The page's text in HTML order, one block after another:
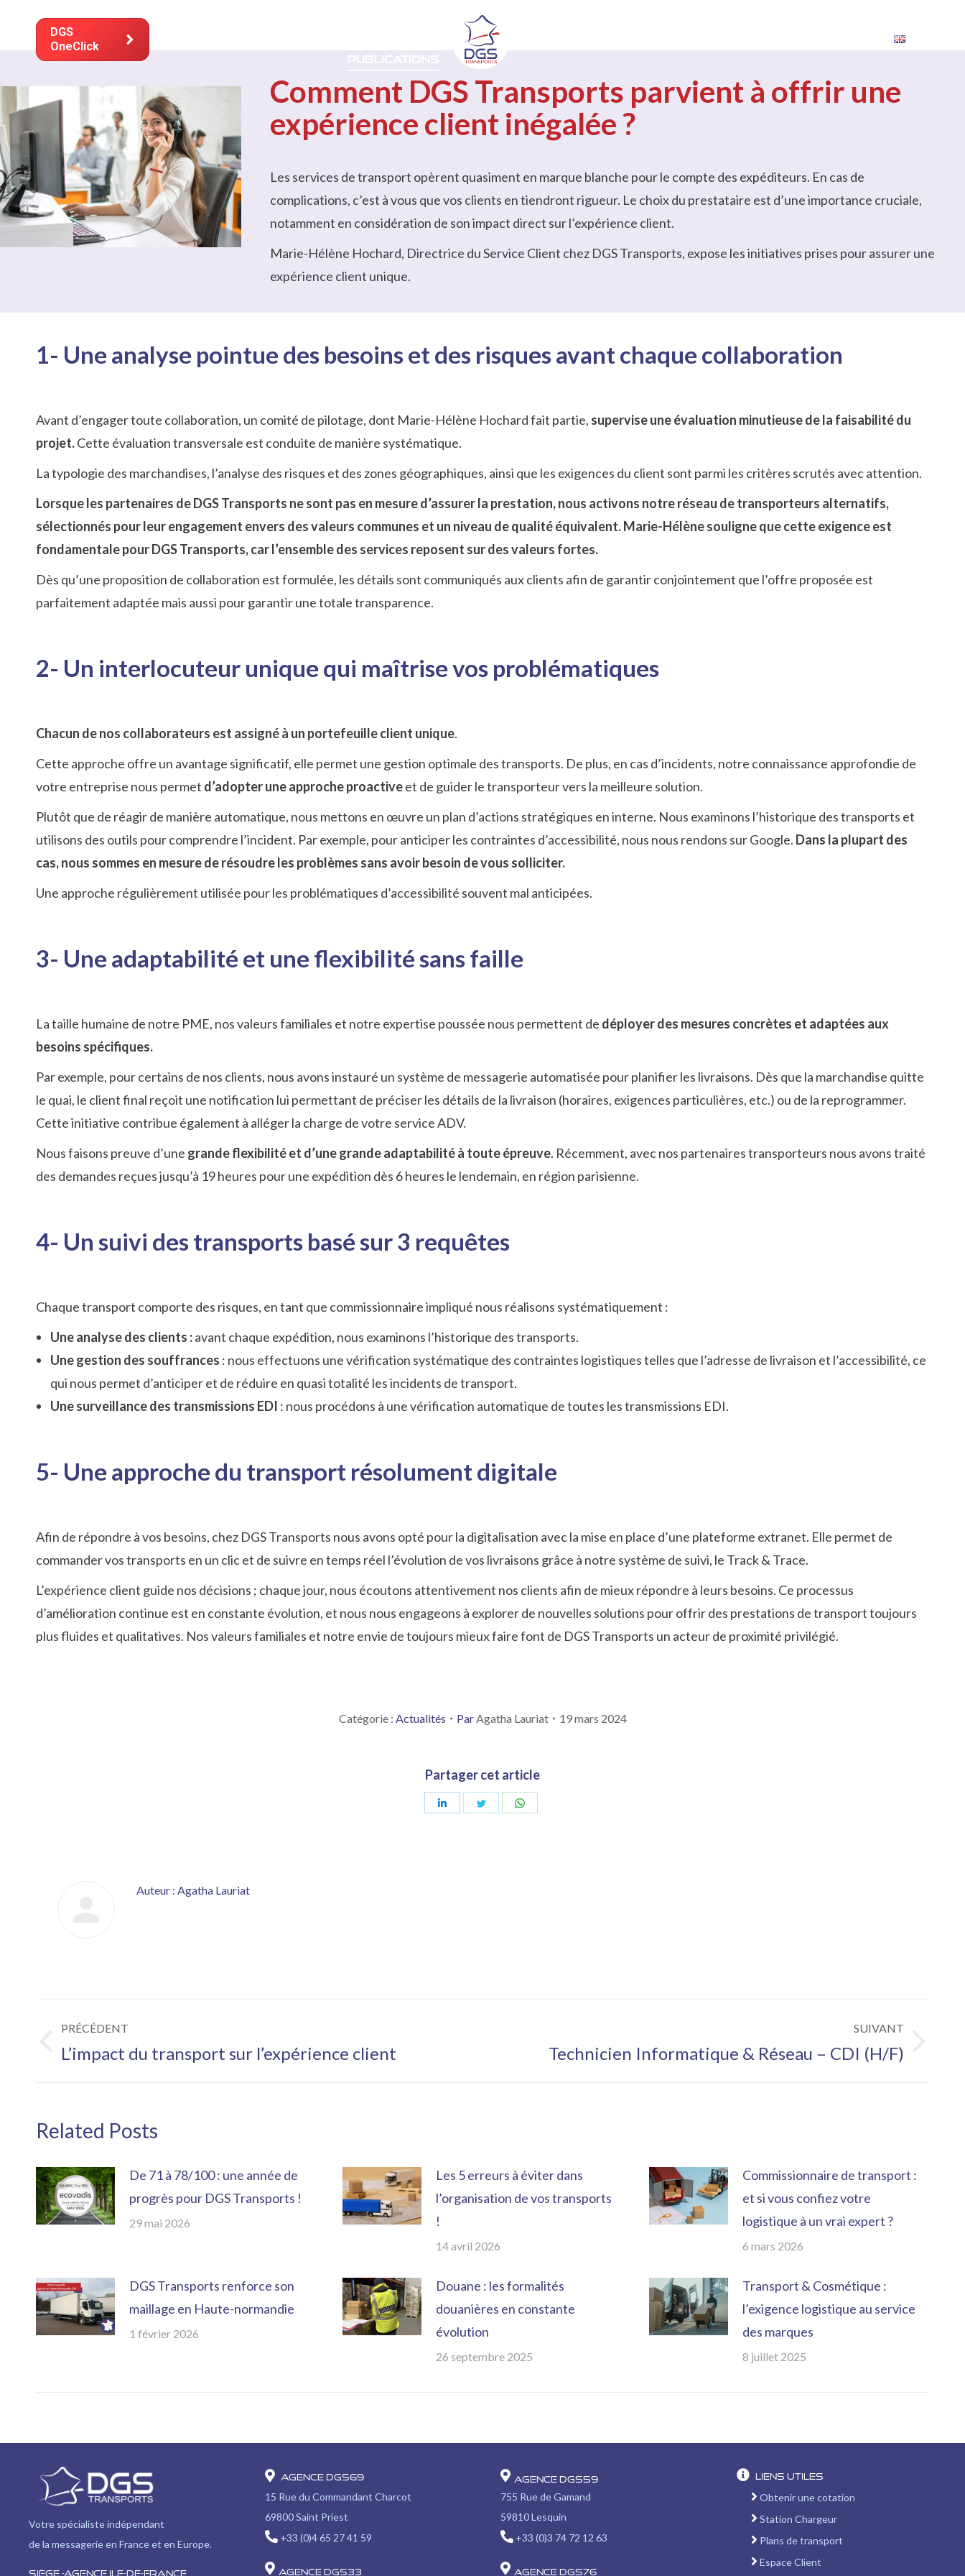
DGS
OneClick
Comment DGS Transports parvient à offrir une
expérience client inégalée ?
Les services de transport opèrent quasiment en marque blanche pour le compte des expéditeurs. En cas de
complications, c’est à vous que vos clients en tiendront rigueur. Le choix du prestataire est d’une importance cruciale,
notamment en considération de son impact direct sur l’expérience client.
Marie-Hélène Hochard, Directrice du Service Client chez DGS Transports, expose les initiatives prises pour assurer une
expérience client unique.
1- Une analyse pointue des besoins et des risques avant chaque collaboration
Avant d’engager toute collaboration, un comité de pilotage, dont Marie-Hélène Hochard fait partie, supervise une évaluation minutieuse de la faisabilité du
projet.Cette évaluation transversale est conduite de manière systématique.
La typologie des marchandises, l’analyse des risques et des zones géographiques, ainsi que les exigences du client sont parmi les critères scrutés avec attention.
Lorsque les partenaires de DGS Transports ne sont pas en mesure d’assurer la prestation, nous activons notre réseau de transporteurs alternatifs,
sélectionnés pour leur engagement envers des valeurs communes et un niveau de qualité équivalent. Marie-Hélène souligne que cette exigence est
fondamentale pour DGS Transports, car l’ensemble des services reposent sur des valeurs fortes.
Dès qu’une proposition de collaboration est formulée, les détails sont communiqués aux clients afin de garantir conjointement que l’offre proposée est
parfaitement adaptée mais aussi pour garantir une totale transparence.
2- Un interlocuteur unique qui maîtrise vos problématiques
Chacun de nos collaborateurs est assigné à un portefeuille client unique.
Cette approche offre un avantage significatif, elle permet une gestion optimale des transports. De plus, en cas d’incidents, notre connaissance approfondie de
votre entreprise nous permet d’adopter une approche proactiveet de guider le transporteur vers la meilleure solution.
Plutôt que de réagir de manière automatique, nous mettons en œuvre un plan d’actions stratégiques en interne. Nous examinons l’historique des transports et
utilisons des outils pour comprendre l’incident. Par exemple, pour anticiper les contraintes d’accessibilité, nous nous rendons sur Google. Dans la plupart des
cas, nous sommes en mesure de résoudre les problèmes sans avoir besoin de vous solliciter.
Une approche régulièrement utilisée pour les problématiques d’accessibilité souvent mal anticipées.
3- Une adaptabilité et une flexibilité sans faille
La taille humaine de notre PME, nos valeurs familiales et notre expertise poussée nous permettent de déployer des mesures concrètes et adaptées aux
besoins spécifiques.
Par exemple, pour certains de nos clients, nous avons instauré un système de messagerie automatisée pour planifier les livraisons. Dès que la marchandise quitte
le quai, le client final reçoit une notification lui permettant de préciser les détails de la livraison (horaires, exigences particulières, etc.) ou de la reprogrammer.
Cette initiative contribue également à alléger la charge de votre service ADV.
Nous faisons preuve d’une grande flexibilité et d’une grande adaptabilité à toute épreuve. Récemment, avec nos partenaires transporteurs nous avons traité
des demandes reçues jusqu’à 19 heures pour une expédition dès 6 heures le lendemain, en région parisienne.
4- Un suivi des transports basé sur 3 requêtes
Chaque transport comporte des risques, en tant que commissionnaire impliqué nous réalisons systématiquement :
Une analyse des clients :avant chaque expédition, nous examinons l’historique des transports.
Une gestion des souffrances : nous effectuons une vérification systématique des contraintes logistiques telles que l’adresse de livraison et l’accessibilité, ce
qui nous permet d’anticiper et de réduire en quasi totalité les incidents de transport.
Une surveillance des transmissions EDI : nous procédons à une vérification automatique de toutes les transmissions EDI.
5- Une approche du transport résolument digitale
Afin de répondre à vos besoins, chez DGS Transports nous avons opté pour la digitalisation avec la mise en place d’une plateforme extranet. Elle permet de
commander vos transports en un clic et de suivre en temps réel l’évolution de vos livraisons grâce à notre système de suivi, le Track & Trace.
L’expérience client guide nos décisions ; chaque jour, nous écoutons attentivement nos clients afin de mieux répondre à leurs besoins. Ce processus
d’amélioration continue est en constante évolution, et nous nous engageons à explorer de nouvelles solutions pour offrir des prestations de transport toujours
plus fluides et qualitatives. Nos valeurs familiales et notre envie de toujours mieux faire font de DGS Transports un acteur de proximité privilégié.
Catégorie : Actualités ParAgatha Lauriat 19 mars 2024
Partager cet article
Partager Partager
Auteur : Agatha Lauriat
Navigation
article
PRÉCÉDENT
Article
L’impact du transport sur l’expérience client
SUIVANT
Technicien Informatique & Réseau – CDI (H/F)
Related Posts
De 71 à 78/100 : une année de
progrès pour DGS Transports !
29 mai 2026
Les 5 erreurs à éviter dans
l’organisation de vos transports
!
14 avril 2026
Commissionnaire de transport :
et si vous confiez votre
logistique à un vrai expert ?
6 mars 2026
DGS Transports renforce son
maillage en Haute-normandie
1 février 2026
Douane : les formalités
douanières en constante
évolution
26 septembre 2025
Transport & Cosmétique :
l’exigence logistique au service
des marques
8 juillet 2025
Votre spécialiste indépendant
de la messagerie en France et en Europe.
Siège -Agence Ile-de-France
Agence DGS69
15 Rue du Commandant Charcot
69800 Saint Priest
+33 (0)4 65 27 41 59
Agence DGS33
Agence DGS59
755 Rue de Gamand
59810 Lesquin
+33 (0)3 74 72 12 63
Agence DGS76
Liens utiles
Obtenir une cotation
Station Chargeur
Plans de transport
Espace Client